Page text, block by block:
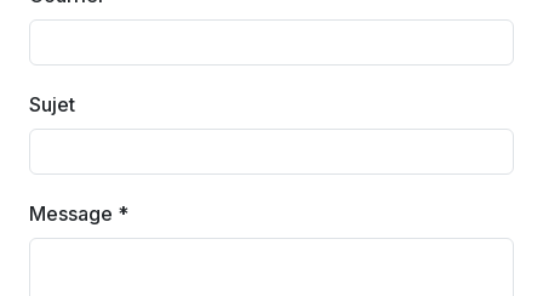
Sujet
Message *